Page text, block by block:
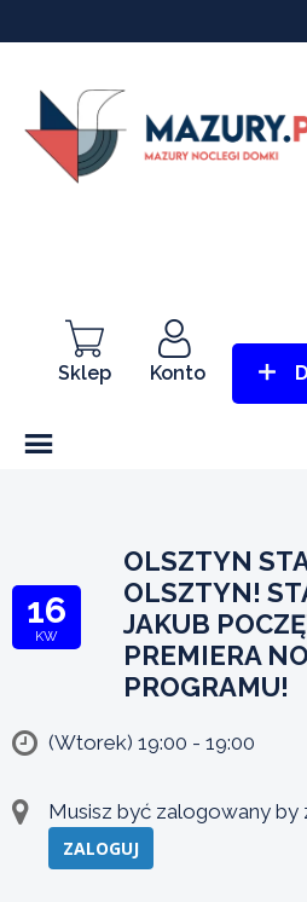
Sklep Konto
16
KW
OLSZTYN
OLSZTYN!
JAKUB
PREMIERA
PROGRAMU!
(Wtorek) 19:00 - 19:00
Musisz być zalogowany
ZALOGUJ